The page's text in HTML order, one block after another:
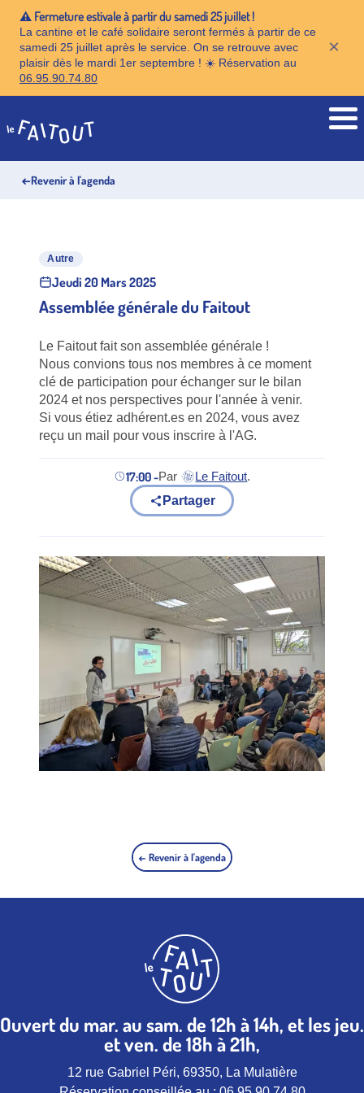
⚠️ Fermeture estivale à partir du samedi 25 juillet !
La cantine et le café solidaire seront fermés à partir de ce
samedi 25 juillet après le service. On se retrouve avec
plaisir dès le mardi 1er septembre ! ☀️ Réservation au
06.95.90.74.80
×
Accueil
←Revenir à l'agenda
Autre
Jeudi 20 Mars 2025
Assemblée générale du Faitout
Le Faitout fait son assemblée générale !
Nous convions tous nos membres à ce moment
clé de participation pour échanger sur le bilan
2024 et nos perspectives pour l'année à venir.
Si vous étiez adhérent.es en 2024, vous avez
reçu un mail pour vous inscrire à l'AG.
17:00 -Par Le Faitout
(nouvel onglet)
.
Partager
← Revenir à l'agenda
Ouvert du mar. au sam. de 12h à 14h, et les jeu.
et ven. de 18h à 21h,
12 rue Gabriel Péri, 69350, La Mulatière